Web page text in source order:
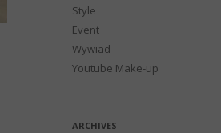
Style
Event
Wywiad
Youtube Make-up
ARCHIVES